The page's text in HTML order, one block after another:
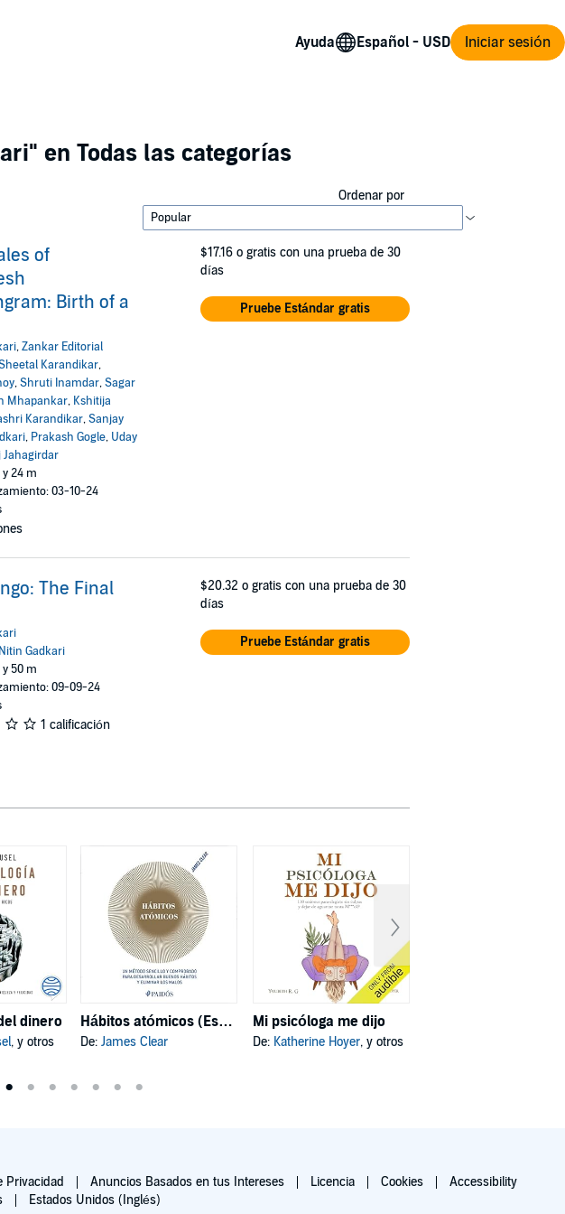
Ayuda Iniciar sesión
en Todas las categorías
Ordenar por
of
Birth of a
,Zankar Editorial
Karandikar,
,Shruti Inamdar,Sagar
Mhapankar, Kshitija
Karandikar,Sanjay
, Prakash Gogle, Uday
Jahagirdar
24 m
03-10-24
$17.16 o gratis con una prueba de 30
días
Pruebe Estándar gratis
The Final
Nitin Gadkari
50 m
09-09-24
1 calificación
$20.32 o gratis con una prueba de 30
días
Pruebe Estándar gratis
dinero
, y otros
Hábitos atómicos (Español neutro)
De: James Clear
Mi psicóloga me dijo
De: Katherine Hoyer, y otros
Privacidad Anuncios Basados en tus Intereses Licencia Cookies
Accessibility
Estados Unidos (Inglés)